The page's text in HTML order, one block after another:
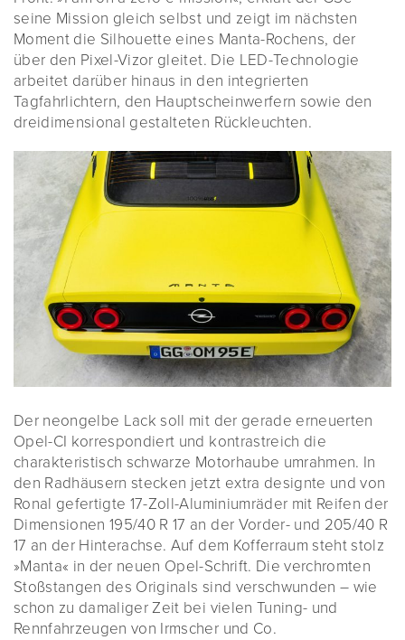
seine Mission gleich selbst und zeigt im nächsten
Moment die Silhouette eines Manta-Rochens, der
über den Pixel-Vizor gleitet. Die LED-Technologie
arbeitet darüber hinaus in den integrierten
Tagfahrlichtern, den Hauptscheinwerfern sowie den
dreidimensional gestalteten Rückleuchten.
Der neongelbe Lack soll mit der gerade erneuerten
Opel-CI korrespondiert und kontrastreich die
charakteristisch schwarze Motorhaube umrahmen. In
den Radhäusern stecken jetzt extra designte und von
Ronal gefertigte 17-Zoll-Aluminiumräder mit Reifen der
Dimensionen 195/40 R 17 an der Vorder- und 205/40 R
17 an der Hinterachse. Auf dem Kofferraum steht stolz
»Manta« in der neuen Opel-Schrift. Die verchromten
Stoßstangen des Originals sind verschwunden – wie
schon zu damaliger Zeit bei vielen Tuning- und
Rennfahrzeugen von Irmscher und Co.